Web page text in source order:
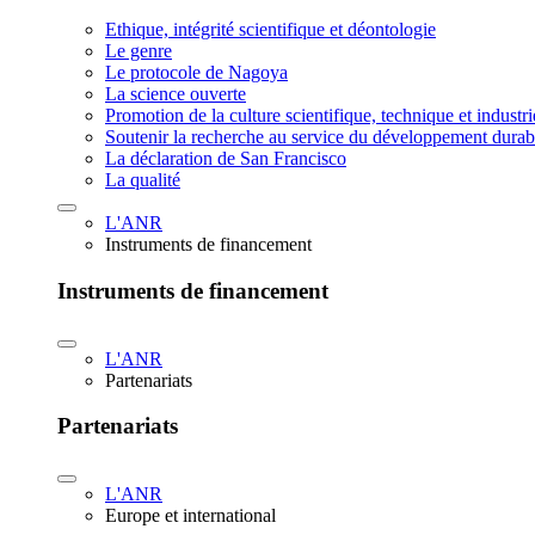
Ethique, intégrité scientifique et déontologie
Le genre
Le protocole de Nagoya
La science ouverte
Promotion de la culture scientifique, technique et
Soutenir la recherche au service du développement
La déclaration de San Francisco
La qualité
L'ANR
Instruments de financement
Instruments de financement
L'ANR
Partenariats
Partenariats
L'ANR
Europe et international